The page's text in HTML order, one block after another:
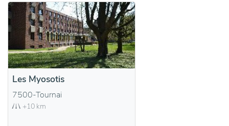
Les Myosotis
7500-Tournai
+10 km